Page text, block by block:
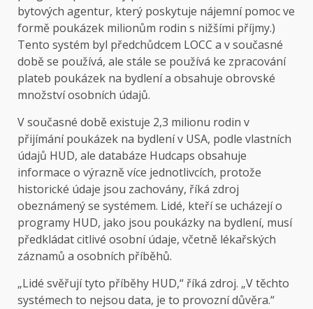
bytových agentur, který poskytuje nájemní pomoc ve
formě poukázek milionům rodin s nižšími příjmy.)
Tento systém byl předchůdcem LOCC a v současné
době se používá, ale stále se používá ke zpracování
plateb poukázek na bydlení a obsahuje obrovské
množství osobních údajů.
V současné době existuje 2,3 milionu rodin v
přijímání poukázek na bydlení v USA, podle vlastních
údajů HUD, ale databáze Hudcaps obsahuje
informace o výrazně více jednotlivcích, protože
historické údaje jsou zachovány, říká zdroj
obeznámený se systémem. Lidé, kteří se ucházejí o
programy HUD, jako jsou poukázky na bydlení, musí
předkládat citlivé osobní údaje, včetně lékařských
záznamů a osobních příběhů.
„Lidé svěřují tyto příběhy HUD,“ říká zdroj. „V těchto
systémech to nejsou data, je to provozní důvěra.“